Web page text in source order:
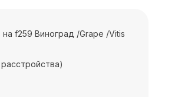
f259 Виноград /Grape /Vitis